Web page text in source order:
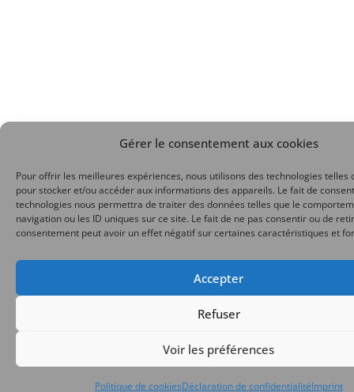
Gérer le consentement aux cookies
Pour offrir les meilleures expériences, nous utilisons des technologies telles
pour stocker et/ou accéder aux informations des appareils. Le fait de
technologies nous permettra de traiter des données telles que le
navigation ou les ID uniques sur ce site. Le fait de ne pas consentir ou de
consentement peut avoir un effet négatif sur certaines caractéristiques et
Accepter
Refuser
Voir les préférences
Politique de cookiesDéclaration de confidentialitéImprint